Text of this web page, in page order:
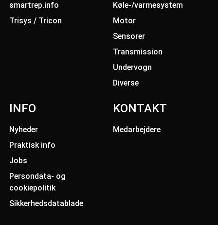
smartrep.info
Trisys / Tricon
Køle-/varmesystem
Motor
Sensorer
Transmission
Undervogn
Diverse
INFO
Nyheder
Praktisk info
Jobs
Persondata- og
cookiepolitik
Sikkerhedsdatablade
KONTAKT
Medarbejdere